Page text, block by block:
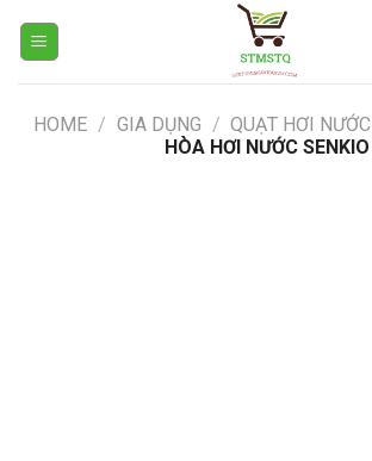
HOME / GIA DỤNG / QUẠT HƠI NƯỚC
HÒA HƠI NƯỚC SENKIO